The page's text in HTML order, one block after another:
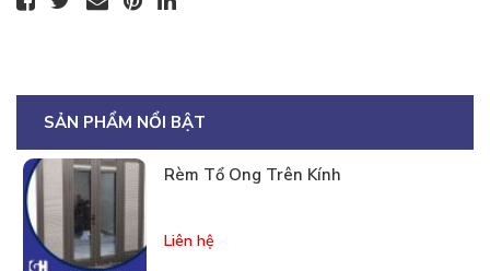
SẢN PHẨM NỔI BẬT
Rèm Tổ Ong Trên Kính
Liên hệ